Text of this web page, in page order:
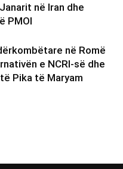
në Iran dhe
PMOI
në Romë
e NCRI-së dhe
Pika të Maryam